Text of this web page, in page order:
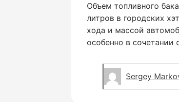
Объем топливного
литров в городских
хода и массой
особенно в сочетании
Sergey